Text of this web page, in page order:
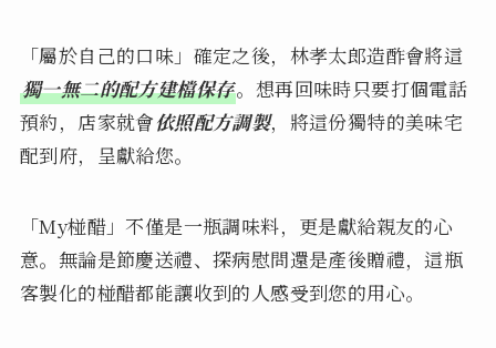
「屬於自己的口味」確定之後，林孝太郎造酢會將這
獨一無二的配方建檔保存。想再回味時只要打個電話
預約，店家就會依照配方調製，將這份獨特的美味宅
配到府，呈獻給您。
「My椪醋」不僅是一瓶調味料，更是獻給親友的心
意。無論是節慶送禮、探病慰問還是產後贈禮，這瓶
客製化的椪醋都能讓收到的人感受到您的用心。